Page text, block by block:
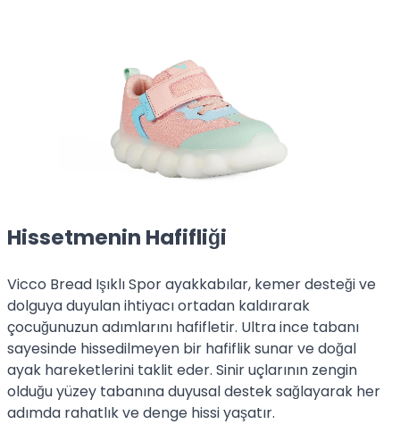
Hissetmenin Hafifliği
Vicco Bread Işıklı Spor ayakkabılar, kemer desteği ve
dolguya duyulan ihtiyacı ortadan kaldırarak
çocuğunuzun adımlarını hafifletir. Ultra ince tabanı
sayesinde hissedilmeyen bir hafiflik sunar ve doğal
ayak hareketlerini taklit eder. Sinir uçlarının zengin
olduğu yüzey tabanına duyusal destek sağlayarak her
adımda rahatlık ve denge hissi yaşatır.